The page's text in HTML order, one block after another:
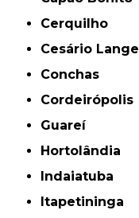
Cerquilho
Cesário Lange
Conchas
Cordeirópolis
Guareí
Hortolândia
Indaiatuba
Itapetininga